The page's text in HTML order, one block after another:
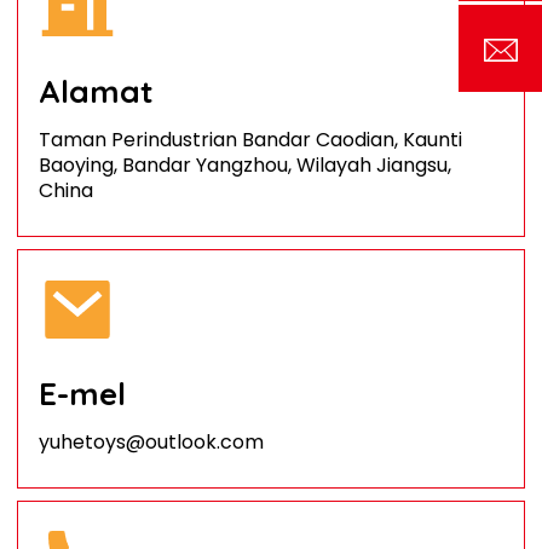
Alamat
Taman Perindustrian Bandar Caodian, Kaunti
Baoying, Bandar Yangzhou, Wilayah Jiangsu,
China
E-mel
yuhetoys@outlook.com